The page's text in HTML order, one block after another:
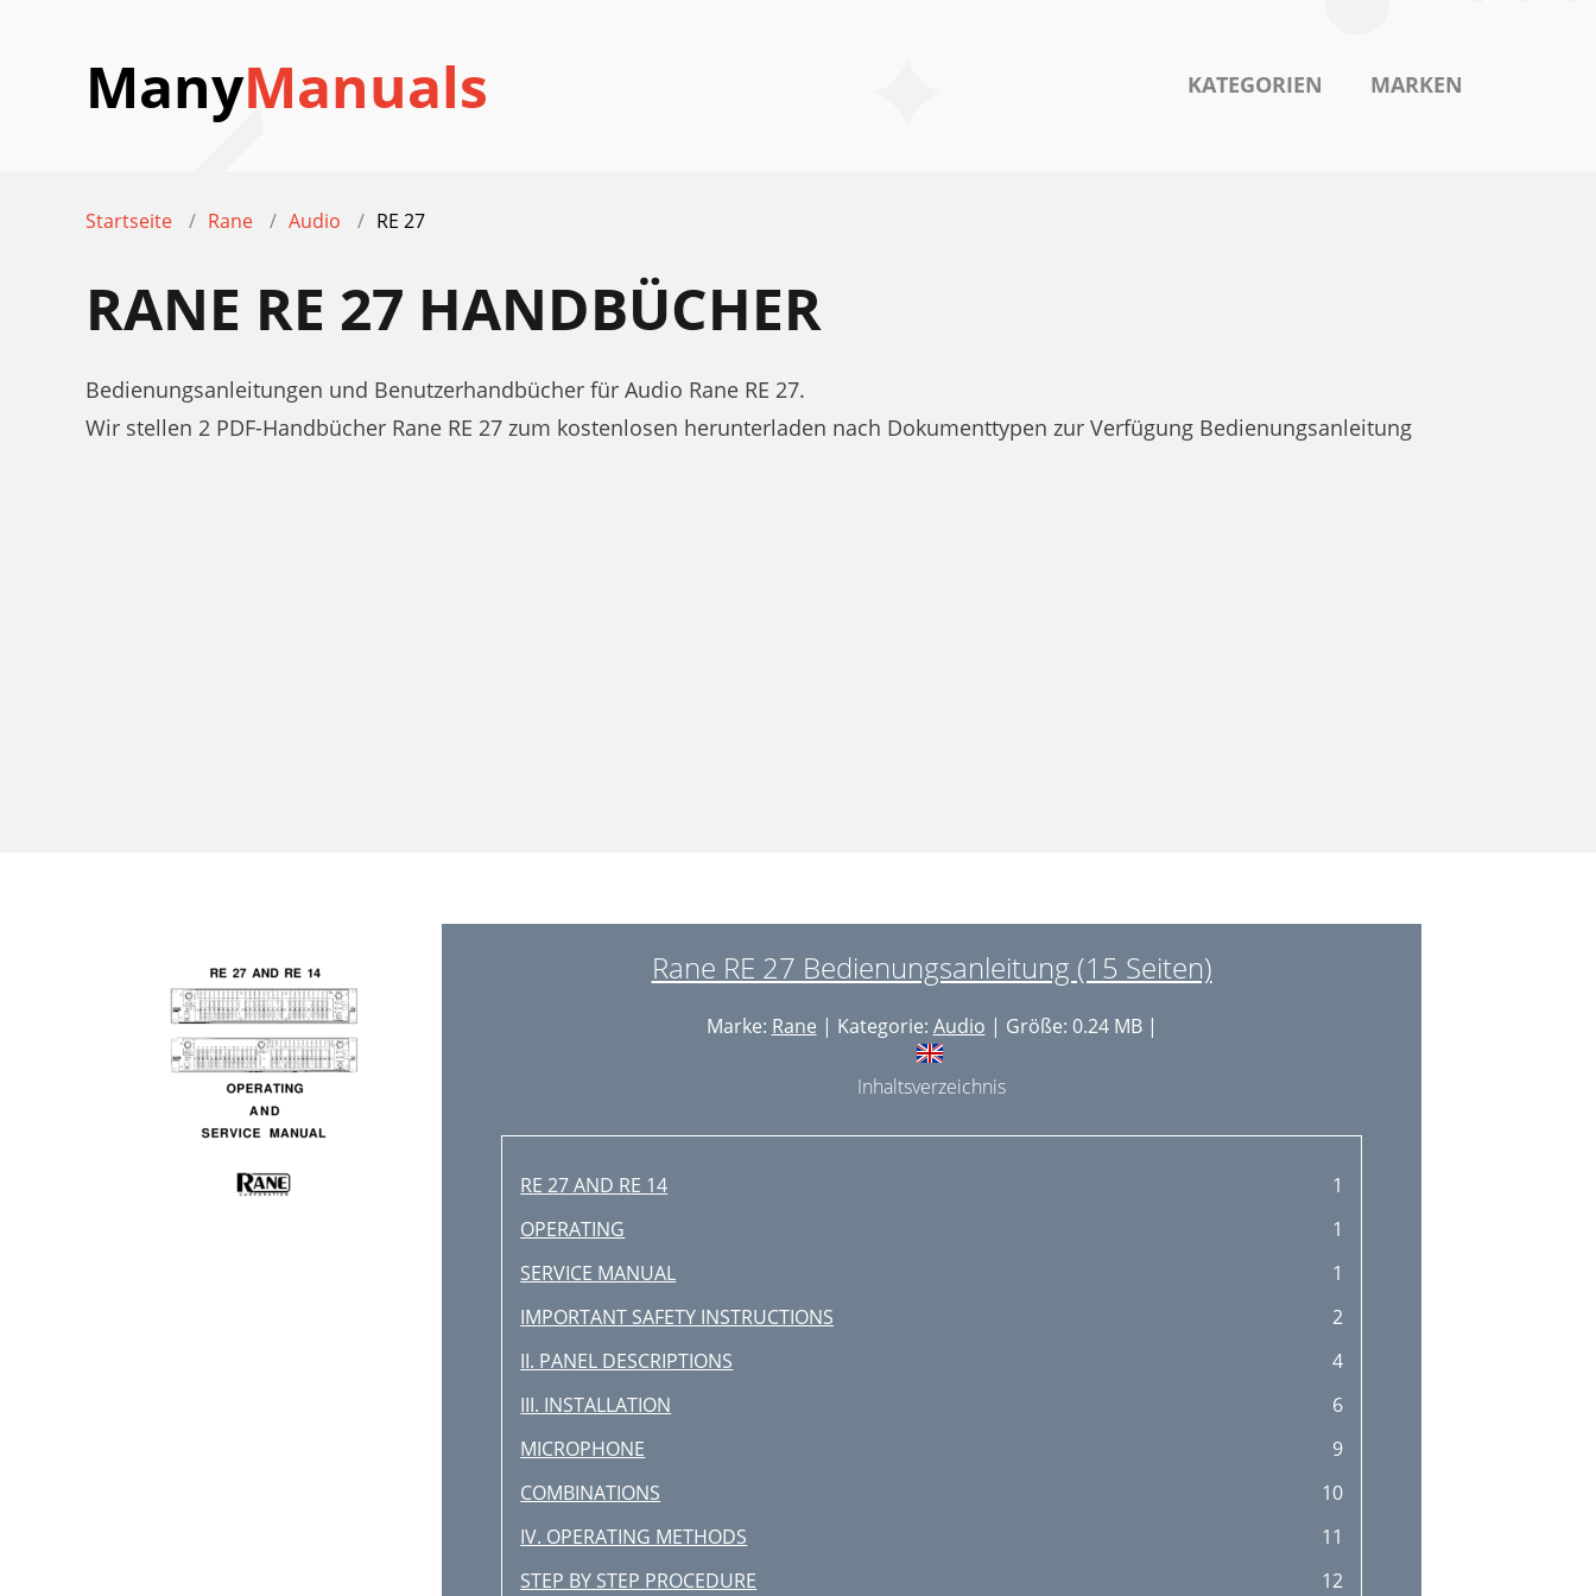
ManyManuals KATEGORIEN MARKEN
Startseite Rane Audio RE 27
RANE RE 27 HANDBÜCHER
Bedienungsanleitungen und Benutzerhandbücher für Audio Rane RE 27.
Wir stellen 2 PDF-Handbücher Rane RE 27 zum kostenlosen herunterladen nach Dokumenttypen zur Verfügung Bedienungsanleitung
Rane RE 27 Bedienungsanleitung (15 Seiten)
Marke: Rane | Kategorie: Audio | Größe: 0.24 MB |
Inhaltsverzeichnis
RE 27 AND RE 14
1
OPERATING
1
SERVICE MANUAL
1
IMPORTANT SAFETY INSTRUCTIONS
2
II. PANEL DESCRIPTIONS
4
III. INSTALLATION
6
MICROPHONE
9
COMBINATIONS
10
IV. OPERATING METHODS
11
STEP BY STEP PROCEDURE
12